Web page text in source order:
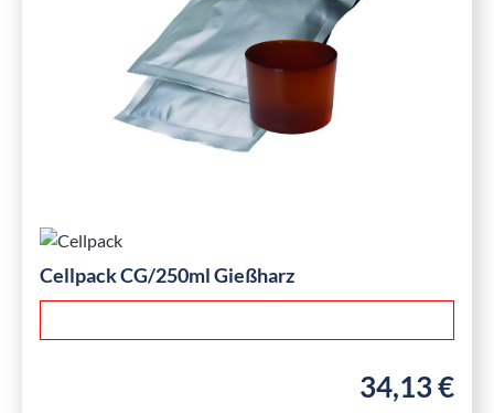
Cellpack CG/250ml Gießharz
Regulärer
34,13 €